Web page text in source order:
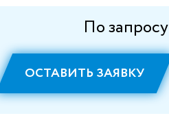
По запросу
ОСТАВИТЬ ЗАЯВКУ